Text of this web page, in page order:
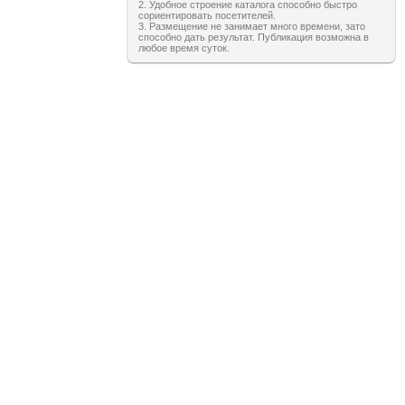
2. Удобное строение каталога способно быстро
сориентировать посетителей.
3. Размещение не занимает много времени, зато
способно дать результат. Публикация возможна в
любое время суток.